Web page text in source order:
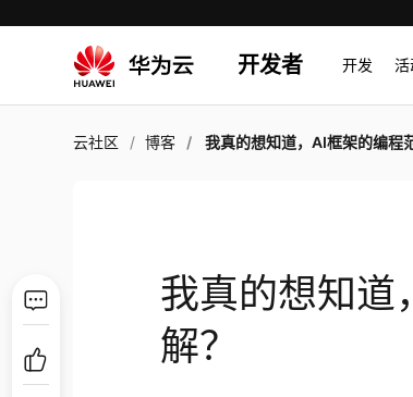
开发者 开发 活
云社区 博客 我真的想知道，AI框架的编程
我真的想知道
解？